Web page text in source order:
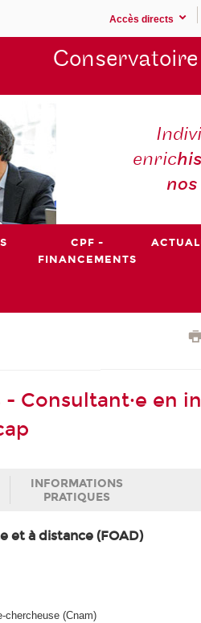
Accès directs
enric
CPF -
FINANCEMENTS
Consultant·e en
INFORMATIONS
PRATIQUES
et à distance (FOAD)
chercheuse (Cnam)